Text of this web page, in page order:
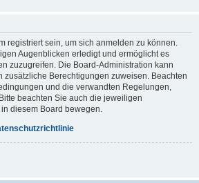
registriert sein, um sich anmelden zu können.
Augenblicken erledigt und ermöglicht es
zuzugreifen. Die Board-Administration kann
zusätzliche Berechtigungen zuweisen. Beachten
und die verwandten Regelungen,
beachten Sie auch die jeweiligen
diesem Board bewegen.